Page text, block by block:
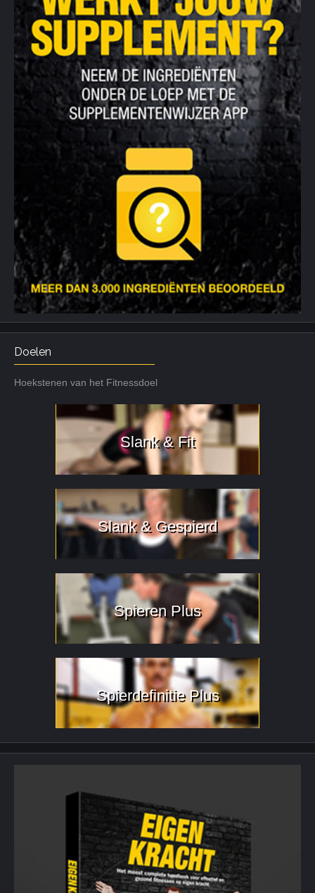
Doelen
Hoekstenen van het Fitnessdoel
Slank & Fit
Slank & Gespierd
Spieren Plus
Spierdefinitie Plus